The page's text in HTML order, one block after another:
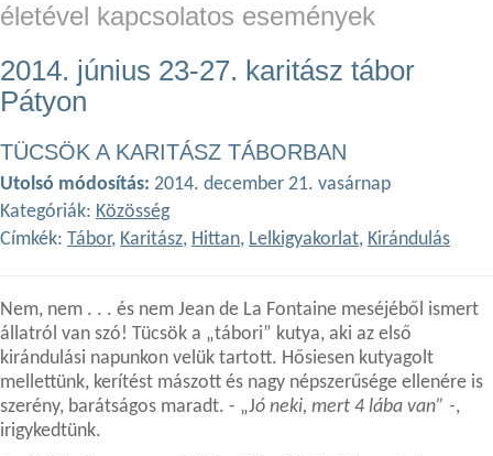
életével kapcsolatos események
2014. június 23-27. karitász tábor
Pátyon
TÜCSÖK A KARITÁSZ TÁBORBAN
Utolsó módosítás: 2014. december 21. vasárnap
Kategóriák: Közösség
Címkék: Tábor, Karitász, Hittan, Lelkigyakorlat, Kirándulás
Nem, nem . . . és nem Jean de La Fontaine meséjéből ismert
állatról van szó! Tücsök a „tábori” kutya, aki az első
kirándulási napunkon velük tartott. Hősiesen kutyagolt
mellettünk, kerítést mászott és nagy népszerűsége ellenére is
szerény, barátságos maradt. - „Jó neki, mert 4 lába van” -,
irigykedtünk.